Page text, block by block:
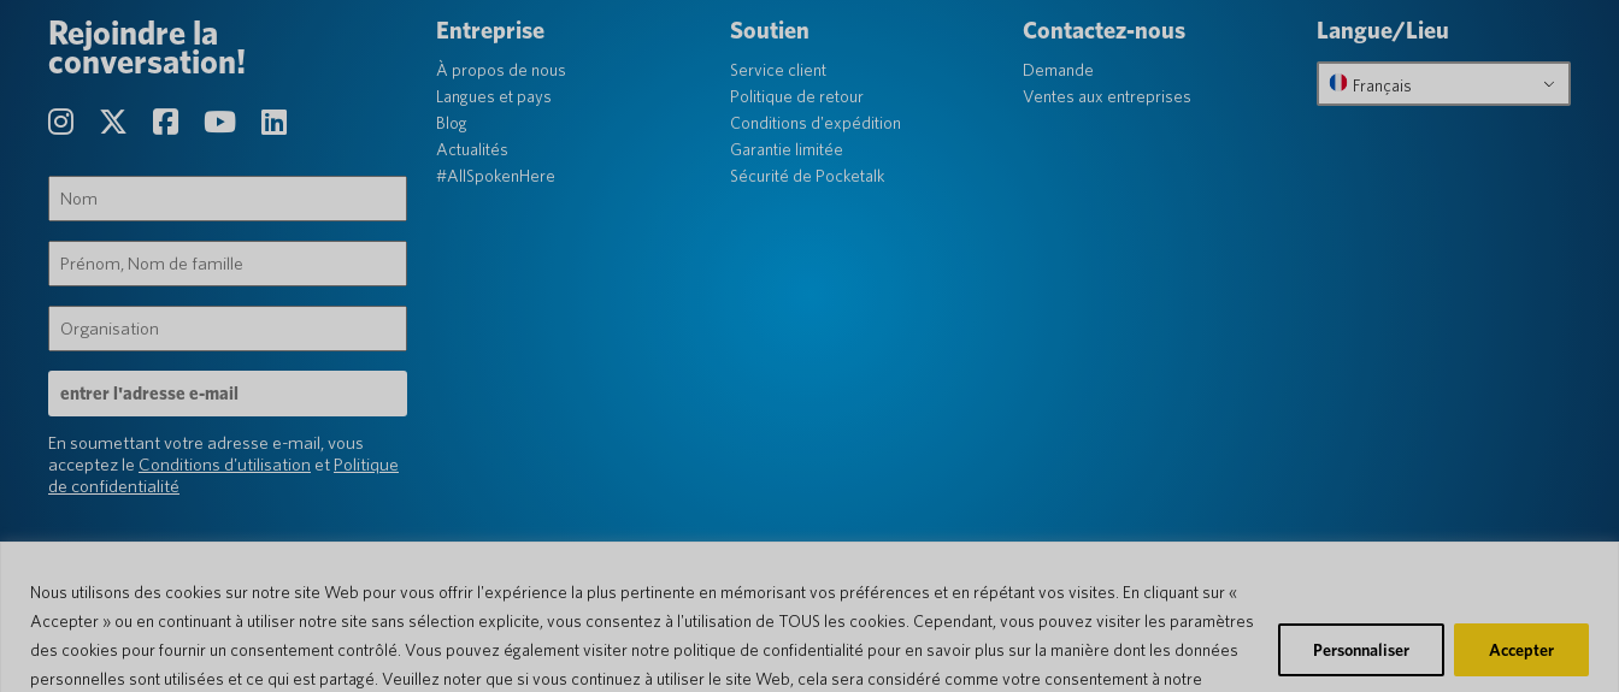
Nous utilisons des cookies sur notre site Web pour vous offrir l'expérience la plus pertinente en mémorisant vos préférences et en répétant vos visites. En cliquant sur «
Accepter » ou en continuant à utiliser notre site sans sélection explicite, vous consentez à l'utilisation de TOUS les cookies. Cependant, vous pouvez visiter les paramètres
des cookies pour fournir un consentement contrôlé. Vous pouvez également visiter notre politique de confidentialité pour en savoir plus sur la manière dont les données
personnelles sont utilisées et ce qui est partagé. Veuillez noter que si vous continuez à utiliser le site Web, cela sera considéré comme votre consentement à notre
Personnaliser Accepter
Rejoindre la
conversation!
(Obligatoire)
Nom
famille
(Obligatoire)
(Obligatoire)
Adresse
e-
(Obligatoire)
En soumettant votre adresse e-mail, vous
acceptez le Conditions d'utilisation et Politique
de confidentialité
Entreprise
À propos de nous
Langues et pays
Blog
Actualités
#AllSpokenHere
Soutien
Service client
Politique de retour
Conditions d'expédition
Garantie limitée
Sécurité de Pocketalk
Contactez-nous
Demande
Ventes aux entreprises
Langue/Lieu
Français
© 2026 Pocketalk Politique en matière de cookies Paramètres des cookies Politique de confidentialité Conditions d'utilisation du site Web